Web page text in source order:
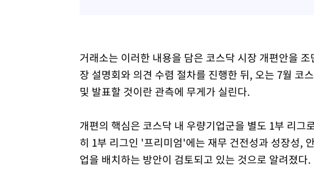
거래소는 이러한 내용을 담은 코스닥 시장 개편안을
장 설명회와 의견 수렴 절차를 진행한 뒤, 오는 7월 코
및 발표할 것이란 관측에 무게가 실린다.
개편의 핵심은 코스닥 내 우량기업군을 별도 1부 리그
히 1부 리그인 '프리미엄'에는 재무 건전성과 성장성,
업을 배치하는 방안이 검토되고 있는 것으로 알려졌다.